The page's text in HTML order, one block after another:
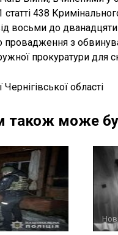
статті 438
восьми до дванадцяти
провадження з
прокуратури для
Чернігівської області
також може